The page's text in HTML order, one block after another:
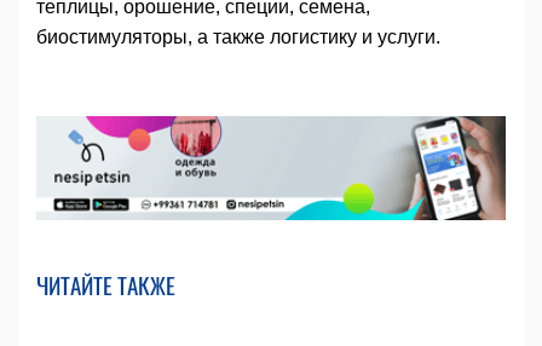
теплицы, орошение, специи, семена,
биостимуляторы, а также логистику и услуги.
ЧИТАЙТЕ ТАКЖЕ